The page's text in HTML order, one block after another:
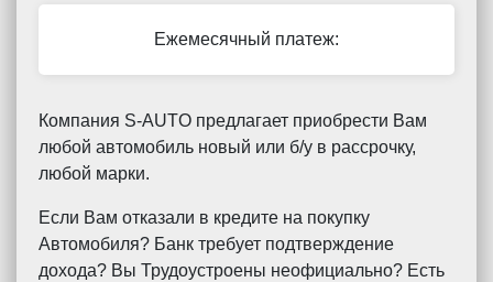
Ежемесячный платеж:
Компания S-AUTO предлагает приобрести Вам
любой автомобиль новый или б/у в рассрочку,
любой марки.
Если Вам отказали в кредите на покупку
Автомобиля? Банк требует подтверждение
дохода? Вы Трудоустроены неофициально? Есть